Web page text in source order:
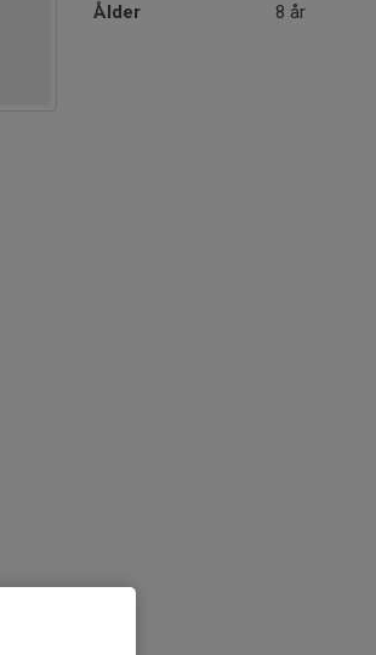
Ålder
8 år